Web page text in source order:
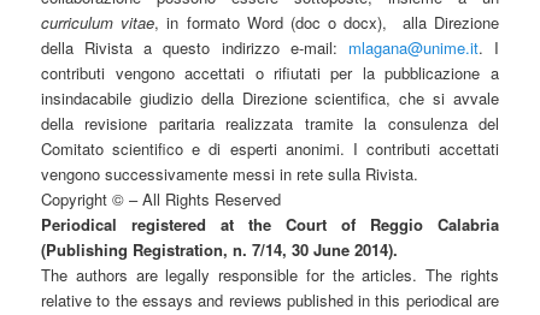
curriculum vitae, in formato Word (doc o docx),
alla Direzione
della Rivista a questo indirizzo e-mail: mlagana@unime.it. I
contributi vengono accettati o rifiutati per la pubblicazione a
insindacabile giudizio della Direzione scientifica, che si avvale
della revisione paritaria realizzata tramite la consulenza del
Comitato scientifico e di esperti anonimi. I contributi accettati
vengono successivamente messi in rete sulla Rivista.
Copyright © – All Rights Reserved
Periodical registered at the Court of Reggio Calabria
(Publishing Registration, n. 7/14, 30 June 2014).
The authors are legally responsible for the articles. The rights
relative to the essays and reviews published in this periodical are